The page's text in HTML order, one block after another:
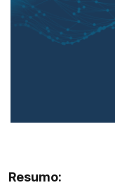
Resumo: